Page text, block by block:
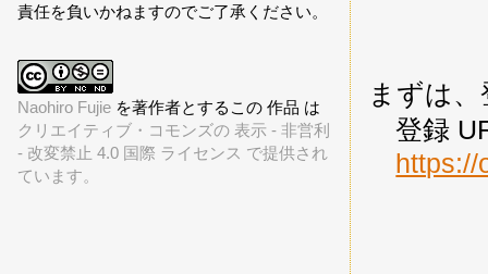
まずは
登録
https://
責任を負いかねますのでご了承ください。
Naohiro Fujie を著作者とするこの 作品 は
クリエイティブ・コモンズの 表示 - 非営利
- 改変禁止 4.0 国際 ライセンス で提供され
ています。